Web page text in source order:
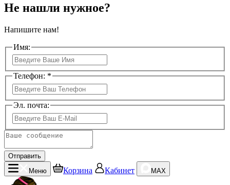
Не нашли нужное?
Напишите нам!
Имя:
Телефон: *
Эл. почта:
Отправить
Меню
Корзина Кабинет MAX